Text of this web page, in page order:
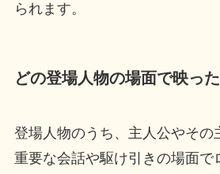
られます。
どの登場人物の場面で映っ
登場人物のうち、主人公やその
重要な会話や駆け引きの場面で